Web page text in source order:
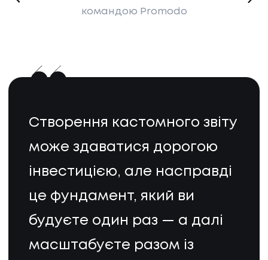
командою Promodo
Створення кастомного звіту
може здаватися дорогою
інвестицією, але насправді
це фундамент, який ви
будуєте один раз — а далі
масштабуєте разом із
НАПИСАТИ НАМ